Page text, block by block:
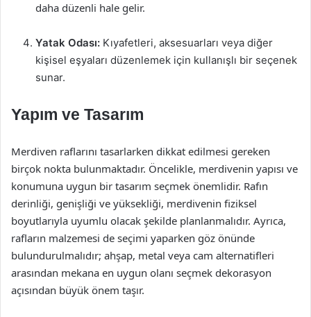
daha düzenli hale gelir.
Yatak Odası: Kıyafetleri, aksesuarları veya diğer
kişisel eşyaları düzenlemek için kullanışlı bir seçenek
sunar.
Yapım ve Tasarım
Merdiven raflarını tasarlarken dikkat edilmesi gereken
birçok nokta bulunmaktadır. Öncelikle, merdivenin yapısı ve
konumuna uygun bir tasarım seçmek önemlidir. Rafın
derinliği, genişliği ve yüksekliği, merdivenin fiziksel
boyutlarıyla uyumlu olacak şekilde planlanmalıdır. Ayrıca,
rafların malzemesi de seçimi yaparken göz önünde
bulundurulmalıdır; ahşap, metal veya cam alternatifleri
arasından mekana en uygun olanı seçmek dekorasyon
açısından büyük önem taşır.